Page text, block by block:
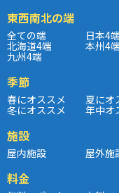
東西南北の端
全ての端 日本4端
北海道4端 本州4端
九州4端
季節
春にオススメ 夏にオ
冬にオススメ 年中オ
施設
屋内施設 屋外施
料金